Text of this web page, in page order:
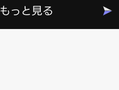
もっと見る